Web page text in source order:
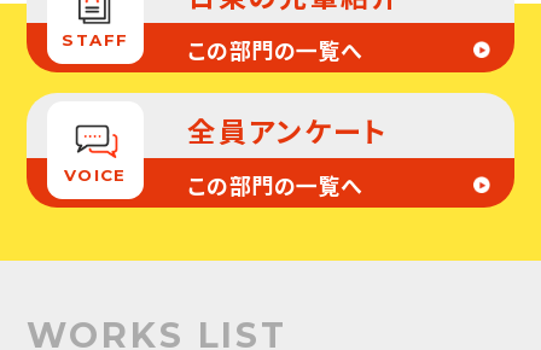
STAFF この部門の一覧へ
VOICE
全員アンケート
この部門の一覧へ
WORKS LIST